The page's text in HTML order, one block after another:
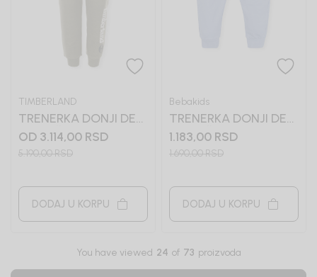
TIMBERLAND
TRENERKA DONJI DEO
ZA DEČAKE
TIMBERLAND
OD 3.114,00 RSD
5.190,00RSD
DODAJ U KORPU
Bebakids
TRENERKA DONJI DEO
ZA DEČAKE BASIC
1.183,00 RSD
1.690,00RSD
DODAJ U KORPU
You have viewed 24 of 73 proizvoda